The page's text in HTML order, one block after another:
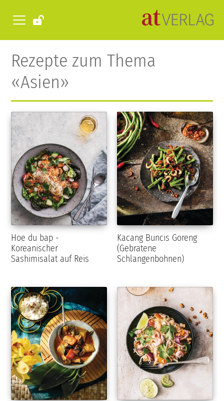
Rezepte zum Thema
«Asien»
Hoe du bap -
Koreanischer
Sashimisalat auf Reis
Kacang Buncis Goreng
(Gebratene
Schlangenbohnen)